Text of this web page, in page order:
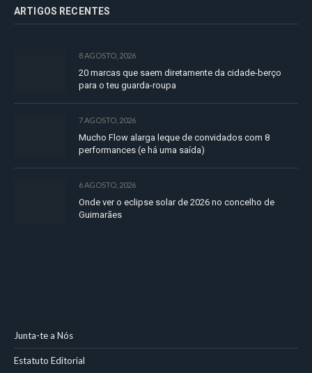
ARTIGOS RECENTES
8 AGOSTO, 2026
20 marcas que saem diretamente da cidade-berço
para o teu guarda-roupa
7 AGOSTO, 2026
Mucho Flow alarga leque de convidados com 8
performances (e há uma saída)
6 AGOSTO, 2026
Onde ver o eclipse solar de 2026 no concelho de
Guimarães
Junta-te a Nós
Estatuto Editorial